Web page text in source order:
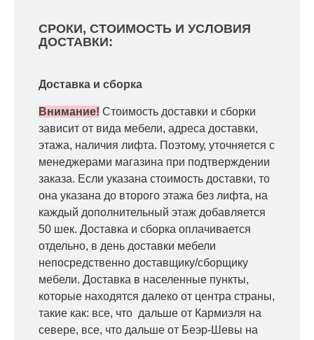
СРОКИ, СТОИМОСТЬ И УСЛОВИЯ
ДОСТАВКИ:
Доставка и сборка
Внимание! Стоимость доставки и сборки
зависит от вида мебели, адреса доставки,
этажа, наличия лифта. Поэтому, уточняется с
менеджерами магазина при подтверждении
заказа. Если указана стоимость доставки, то
она указана до второго этажа без лифта, на
каждый дополнительный этаж добавляется
50 шек. Доставка и сборка оплачивается
отдельно, в день доставки мебели
непосредственно доставщику/сборщику
мебели. Доставка в населенные пункты,
которые находятся далеко от центра страны,
такие как: все, что дальше от Кармиэля на
севере, все, что дальше от Беэр-Шевы на